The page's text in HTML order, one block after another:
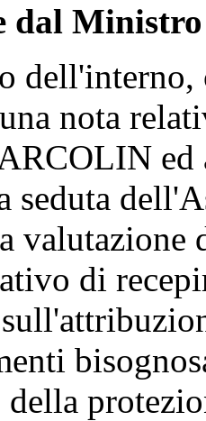
dal
nota
seduta
di